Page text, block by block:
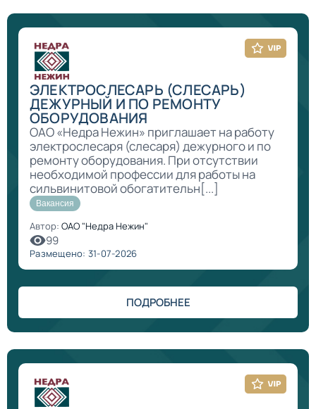
ЭЛЕКТРОСЛЕСАРЬ (СЛЕСАРЬ)
ДЕЖУРНЫЙ И ПО РЕМОНТУ
ОБОРУДОВАНИЯ
ОАО «Недра Нежин» приглашает на работу
электрослесаря (слесаря) дежурного и по
ремонту оборудования. При отсутствии
необходимой профессии для работы на
сильвинитовой обогатительн[...]
Вакансия
Автор: ОАО "Недра Нежин"
99
Размещено: 31-07-2026
ПОДРОБНЕЕ